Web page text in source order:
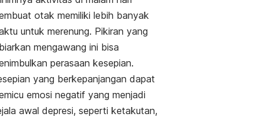
otak memiliki lebih banyak
untuk merenung. Pikiran yang
mengawang ini bisa
perasaan kesepian.
yang berkepanjangan dapat
emosi negatif yang menjadi
awal depresi, seperti ketakutan,